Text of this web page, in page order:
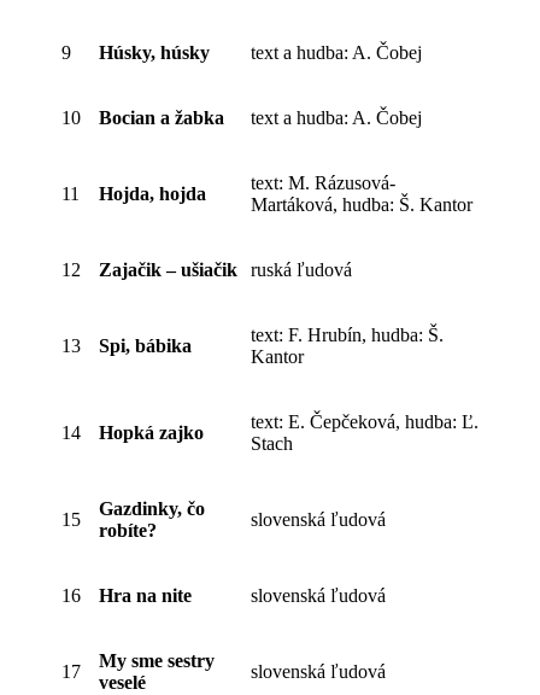
9 Húsky, húsky text a hudba: A. Čobej
10 Bocian a žabka text a hudba: A. Čobej
11 Hojda, hojda
text: M. Rázusová-
Martáková, hudba: Š. Kantor
12 Zajačik – ušiačik ruská ľudová
13 Spi, bábika
text: F. Hrubín, hudba: Š.
Kantor
14 Hopká zajko
text: E. Čepčeková, hudba: Ľ.
Stach
15
Gazdinky, čo
robíte?
slovenská ľudová
16 Hra na nite slovenská ľudová
17
My sme sestry
veselé
slovenská ľudová